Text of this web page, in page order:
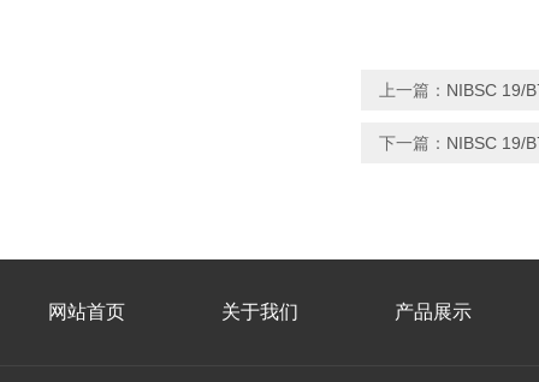
上一篇： NIBSC 19/
下一篇： NIBSC 19/
网站首页 关于我们 产品展示